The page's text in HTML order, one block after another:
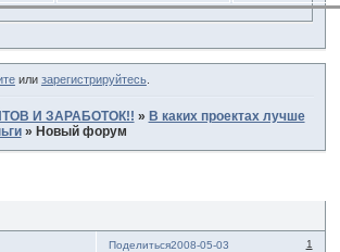
или зарегистрируйтесь.
И ЗАРАБОТОК!! » В каких проектах лучше
» Новый форум
Поделиться 1
2008-05-03